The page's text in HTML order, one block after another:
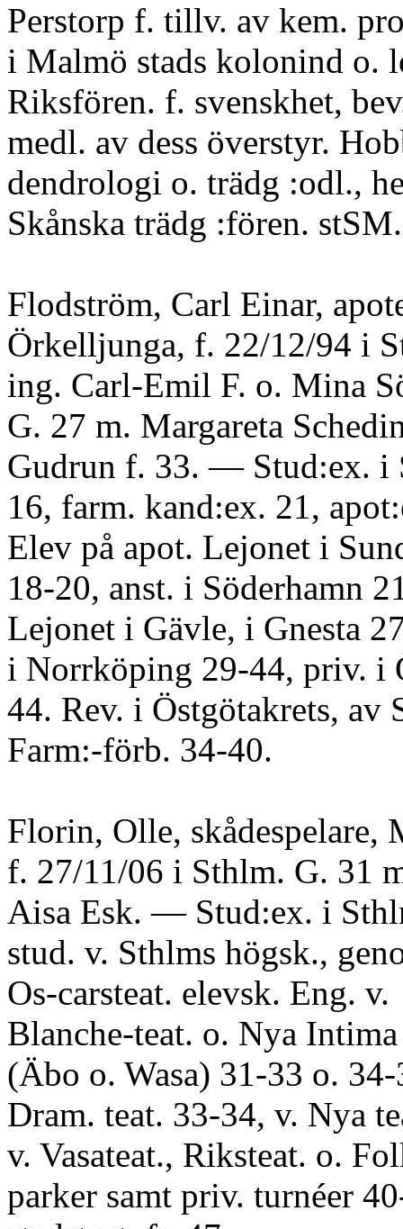
Perstorp f. tillv. av kem.
i Malmö stads kolonind o.
Riksfören. f. svenskhet,
medl. av dess överstyr.
dendrologi o. trädg :odl.,
Skånska trädg :fören. stSM.
Flodström, Carl Einar,
Örkelljunga, f. 22/12/94 i
ing. Carl-Emil F. o. Mina
G. 27 m. Margareta
Gudrun f. 33. — Stud:ex. i
16, farm. kand:ex. 21,
Elev på apot. Lejonet i
18-20, anst. i Söderhamn
Lejonet i Gävle, i Gnesta
i Norrköping 29-44, priv. i
44. Rev. i Östgötakrets, av
Farm:-förb. 34-40.
Florin, Olle, skådespelare,
f. 27/11/06 i Sthlm. G. 31
Aisa Esk. — Stud:ex. i
stud. v. Sthlms högsk.,
Os-carsteat. elevsk. Eng. v.
Blanche-teat. o. Nya
(Äbo o. Wasa) 31-33 o.
Dram. teat. 33-34, v. Nya
v. Vasateat., Riksteat. o.
parker samt priv. turnéer